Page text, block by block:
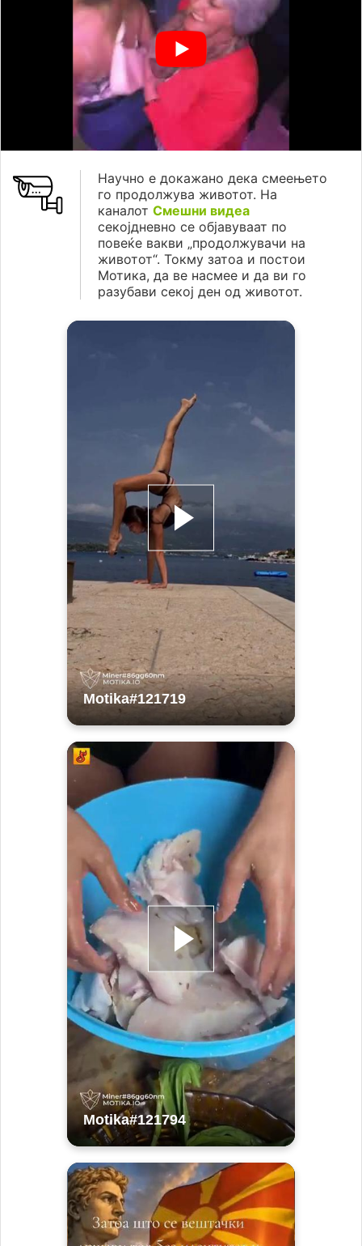
Научно е докажано дека смеењето
го продолжува животот. На
каналот Смешни видеа
секојдневно се објавуваат по
повеќе вакви „продолжувачи на
животот“. Токму затоа и постои
Мотика, да ве насмее и да ви го
разубави секој ден од животот.